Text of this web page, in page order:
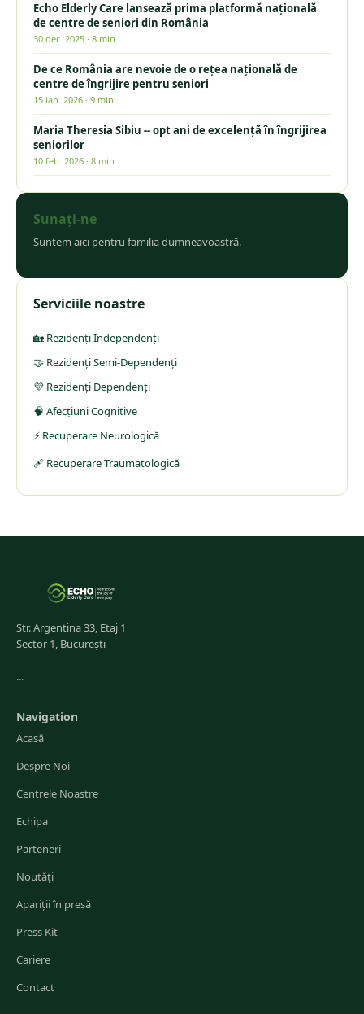
Echo Elderly Care lansează prima platformă națională
de centre de seniori din România
30 dec. 2025 · 8 min
De ce România are nevoie de o rețea națională de
centre de îngrijire pentru seniori
15 ian. 2026 · 9 min
Maria Theresia Sibiu -- opt ani de excelență în îngrijirea
seniorilor
10 feb. 2026 · 8 min
Sunați-ne
Suntem aici pentru familia dumneavoastră.
Serviciile noastre
🏡 Rezidenți Independenți
🤝 Rezidenți Semi-Dependenți
💜 Rezidenți Dependenți
🧠 Afecțiuni Cognitive
⚡ Recuperare Neurologică
🩹 Recuperare Traumatologică
Str. Argentina 33, Etaj 1
Sector 1, București
...
Navigation
Acasă
Despre Noi
Centrele Noastre
Echipa
Parteneri
Noutăți
Apariții în presă
Press Kit
Cariere
Contact